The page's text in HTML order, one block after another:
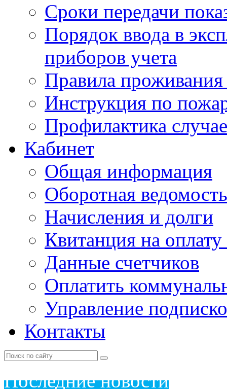
Сроки передачи
Порядок ввода в
приборов учета
Правила
Инструкция по
Профилактика
Кабинет
Общая информация
Оборотная ведомость
Начисления и долги
Квитанция на
Данные счетчиков
Оплатить
Управление
Контакты
Последние новости